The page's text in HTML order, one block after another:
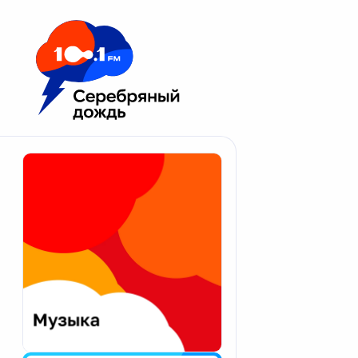
Москва 100.1 FM
Апатиты
Екатеринбург
Калининград
Калуга